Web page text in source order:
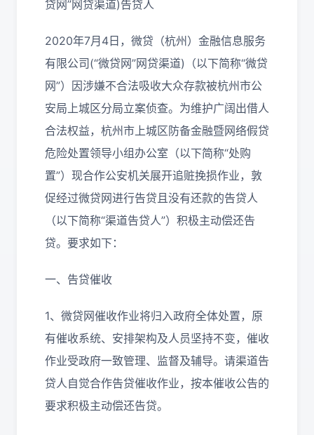
贷网”网贷渠道)告贷人
2020年7月4日，微贷（杭州）金融信息服务
有限公司(“微贷网”网贷渠道)（以下简称“微贷
网”）因涉嫌不合法吸收大众存款被杭州市公
安局上城区分局立案侦查。为维护广阔出借人
合法权益，杭州市上城区防备金融暨网络假贷
危险处置领导小组办公室（以下简称“处购
置”）现合作公安机关展开追赃挽损作业，敦
促经过微贷网进行告贷且没有还款的告贷人
（以下简称“渠道告贷人”）积极主动偿还告
贷。要求如下：
一、告贷催收
1、微贷网催收作业将归入政府全体处置，原
有催收系统、安排架构及人员坚持不变，催收
作业受政府一致管理、监督及辅导。请渠道告
贷人自觉合作告贷催收作业，按本催收公告的
要求积极主动偿还告贷。